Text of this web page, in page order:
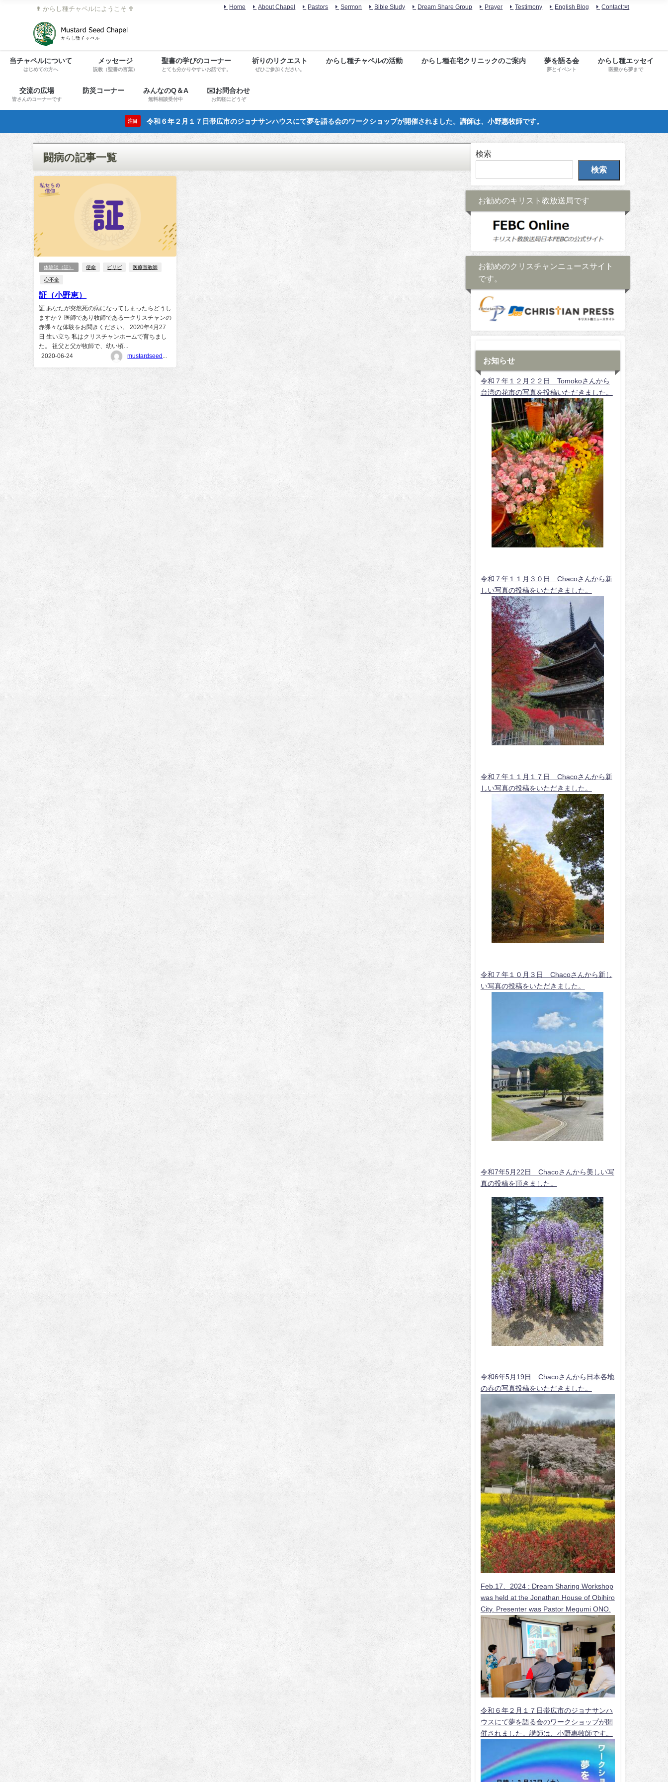
✟ からし種チャペルにようこそ ✟ Home About Chapel Pastors Sermon Bible Study Dream Share Group Prayer Testimony English Blog Contact✉️
当チャペルについて
はじめての方へ
メッセージ
説教（聖書の言葉）
聖書の学びのコーナー
とても分かりやすいお話です。
祈りのリクエスト
ぜひご参加ください。
からし種チャペルの活動 からし種在宅クリニックのご案内 夢を語る会
夢とイベント
からし種エッセイ
医療から夢まで
交流の広場
皆さんのコーナーです
防災コーナー みんなのQ＆A
無料相談受付中
✉️お問合わせ
お気軽にどうぞ
注目 令和６年２月１７日帯広市のジョナサンハウスにて夢を語る会のワークショップが開催されました。講師は、小野惠牧師です。
闘病の記事一覧
体験談（証） 使命 ピリピ 医療宣教師
心不全
証（小野恵）
証 あなたが突然死の病になってしまったらどうし
ますか？ 医師であり牧師である一クリスチャンの
赤裸々な体験をお聞きください。 2020年4月27
日 生い立ち 私はクリスチャンホームで育ちまし
た。 祖父と父が牧師で、幼い頃...
2020-06-24
検索
検索
お勧めのキリスト教放送局です
お勧めのクリスチャンニュースサイト
です。
お知らせ
令和７年１２月２２日 Tomokoさんから
台湾の花市の写真を投稿いただきました。
令和７年１１月３０日 Chacoさんから新
しい写真の投稿をいただきました。
令和７年１１月１７日 Chacoさんから新
しい写真の投稿をいただきました。
令和７年１０月３日 Chacoさんから新し
い写真の投稿をいただきました。
令和7年5月22日 Chacoさんから美しい写
真の投稿を頂きました。
令和6年5月19日 Chacoさんから日本各地
の春の写真投稿をいただきました。
Feb.17、2024 : Dream Sharing Workshop
was held at the Jonathan House of Obihiro
City. Presenter was Pastor Megumi ONO.
令和６年２月１７日帯広市のジョナサンハ
ウスにて夢を語る会のワークショップが開
催されました。講師は、小野惠牧師です。